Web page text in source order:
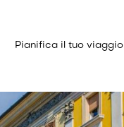
Pianifica il tuo viaggio